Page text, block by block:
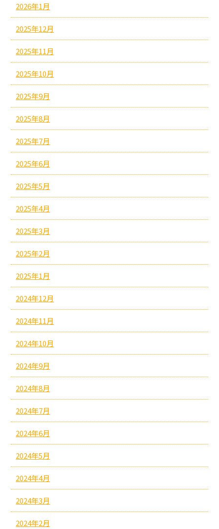
2026年1月
2025年12月
2025年11月
2025年10月
2025年9月
2025年8月
2025年7月
2025年6月
2025年5月
2025年4月
2025年3月
2025年2月
2025年1月
2024年12月
2024年11月
2024年10月
2024年9月
2024年8月
2024年7月
2024年6月
2024年5月
2024年4月
2024年3月
2024年2月